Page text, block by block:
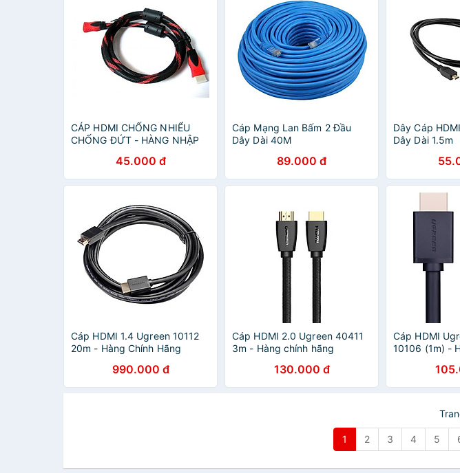
CÁP HDMI CHỐNG NHIỂU
CHỐNG ĐỨT - HÀNG NHẬP
45.000 đ
Cáp Mạng Lan Bấm 2 Đầu
Dây Dài 40M
89.000 đ
Dây Cáp
Dây Dài 1.5m
Cáp HDMI 1.4 Ugreen 10112
20m - Hàng Chính Hãng
990.000 đ
Cáp HDMI 2.0 Ugreen 40411
3m - Hàng chính hãng
130.000 đ
Cáp HDMI
10106 (1m) -
1 2 3 4 5